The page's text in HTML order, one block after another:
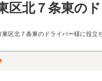
区北７条東の
区北７条東のドライバー様に役